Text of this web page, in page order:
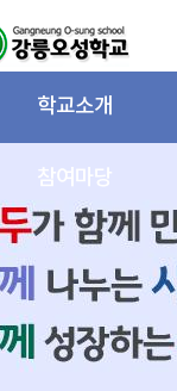
학교소개
참여마당